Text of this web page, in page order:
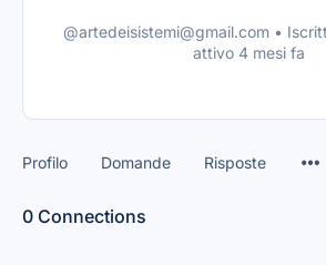
@artedeisistemi@gmail.com •
attivo 4 mesi fa
Profilo Domande Risposte
0 Connections